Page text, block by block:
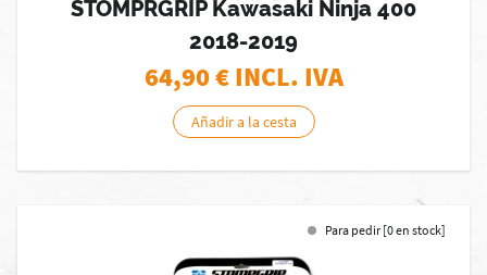
STOMPRGRIP Kawasaki Ninja 400
2018-2019
64,90€ INCL. IVA
Añadir a la cesta
Para pedir [0 en stock]